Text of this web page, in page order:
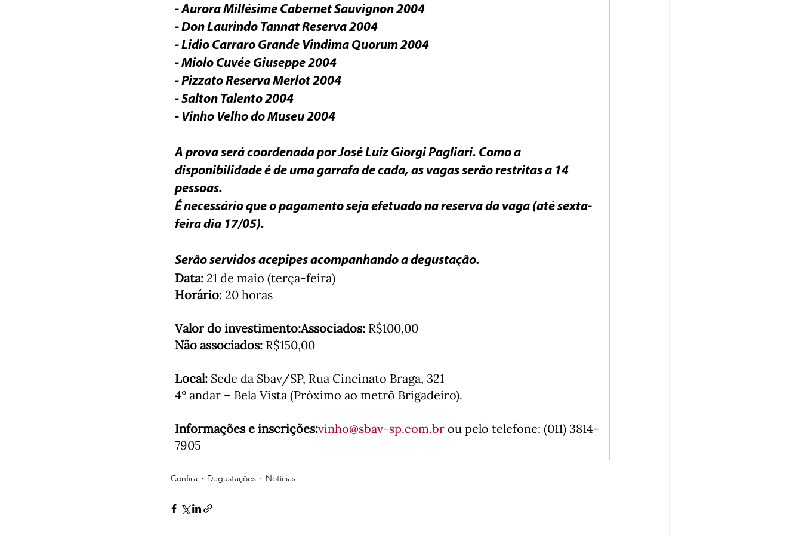
- Aurora Millésime Cabernet Sauvignon 2004
- Don Laurindo Tannat Reserva 2004
- Lidio Carraro Grande Vindima Quorum 2004
- Miolo Cuvée Giuseppe 2004
- Pizzato Reserva Merlot 2004
- Salton Talento 2004
- Vinho Velho do Museu 2004
A prova será coordenada por José Luiz Giorgi Pagliari. Como a
disponibilidade é de uma garrafa de cada, as vagas serão restritas a 14
pessoas.
É necessário que o pagamento seja efetuado na reserva da vaga (até sexta-
feira dia 17/05).
Serão servidos acepipes acompanhando a degustação.
Data:
Horário: 20 horas
Valor do investimento:Associados:
Não associados: R$150,00
Local: Sede da Sbav/SP, Rua Cincinato Braga, 321
4º andar – Bela Vista (Próximo ao metrô Brigadeiro).
Informações e inscrições:vinho@sbav-sp.com.br ou pelo telefone: (011) 3814-
7905
Confira Degustações Notícias